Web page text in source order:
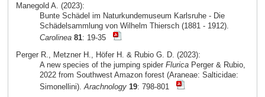
Manegold A. (2023):
Bunte Schädel im Naturkundemuseum Karlsruhe - Die
Schädelsammlung von Wilhelm Thiersch (1881 - 1912).
Carolinea 81: 19-35
Perger R., Metzner H., Höfer H. & Rubio G. D. (2023):
A new species of the jumping spider FluricaPerger & Rubio,
2022 from Southwest Amazon forest (Araneae: Salticidae:
Simonellini).Arachnology 19: 798-801